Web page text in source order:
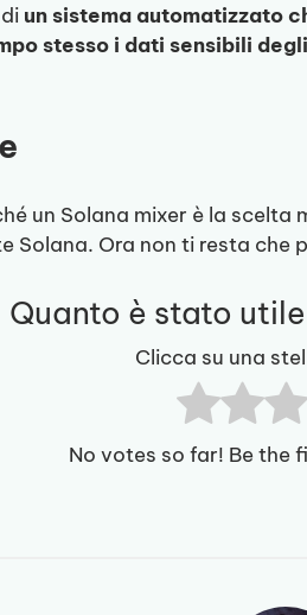
un sistema automatizzato
stesso i dati sensibili
un Solana mixer è la scelta
Solana. Ora non ti resta che
Quanto è stato
Clicca su una
No votes so far! Be the